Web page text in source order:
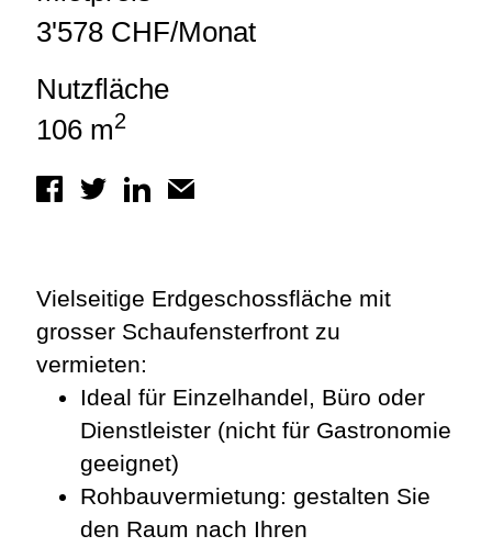
3'578 CHF/Monat
Nutzfläche
106 m2
Vielseitige Erdgeschossfläche mit
grosser Schaufensterfront zu
vermieten:
Ideal für Einzelhandel, Büro oder
Dienstleister (nicht für Gastronomie
geeignet)
Rohbauvermietung: gestalten Sie
den Raum nach Ihren